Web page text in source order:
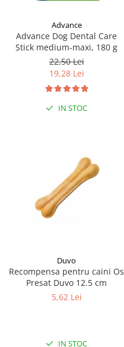
Advance
Advance Dog Dental Care
Stick medium-maxi, 180 g
22,50 Lei
19,28 Lei
IN STOC
Duvo
Recompensa pentru caini Os
Presat Duvo 12.5 cm
5,62 Lei
IN STOC